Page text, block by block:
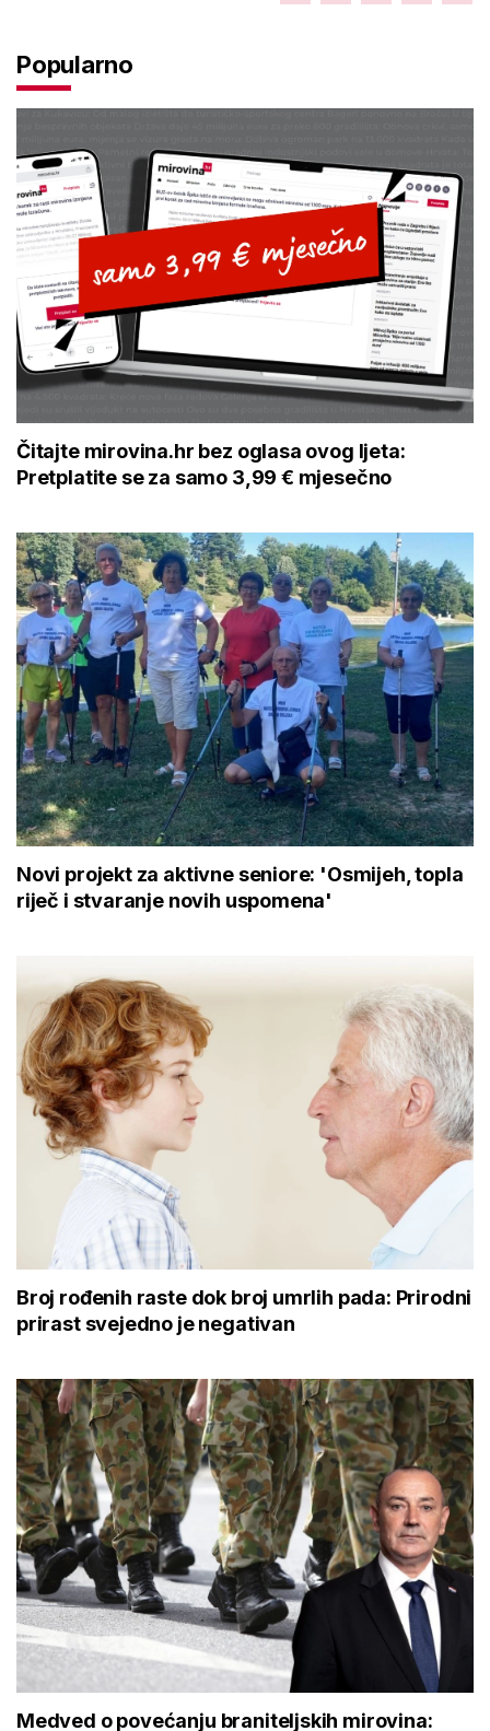
Popularno
Čitajte mirovina.hr bez oglasa ovog ljeta:
Pretplatite se za samo 3,99 € mjesečno
Novi projekt za aktivne seniore: 'Osmijeh, topla
riječ i stvaranje novih uspomena'
Broj rođenih raste dok broj umrlih pada: Prirodni
prirast svejedno je negativan
Medved o povećanju braniteljskih mirovina: